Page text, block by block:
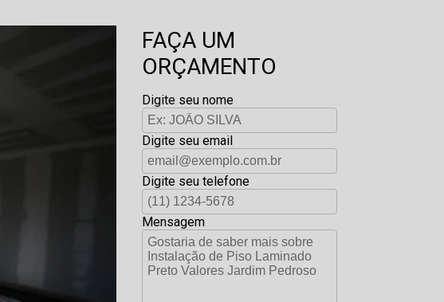
FAÇA UM
ORÇAMENTO
Digite seu nome
Digite seu email
Digite seu telefone
Mensagem